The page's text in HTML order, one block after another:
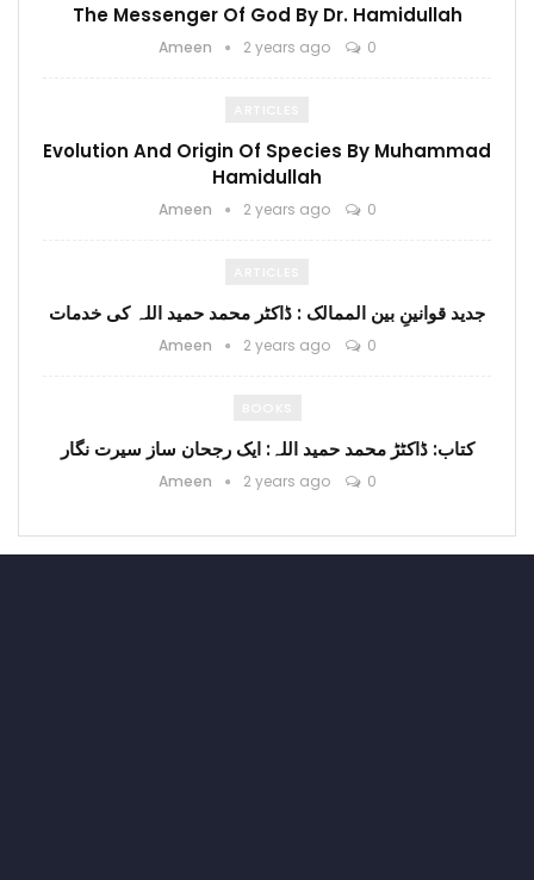
The Messenger Of God By Dr. Hamidullah
Ameen 2 years ago 0
Evolution And Origin Of Species By Muhammad
Hamidullah
Ameen 2 years ago 0
جدید قوانینِ بین الممالک : ڈاکٹر محمد حمید اللہ کی خدمات
Ameen 2 years ago 0
کتاب: ڈاکٹڑ محمد حمید اللہ: ایک رجحان ساز سیرت نگار
Ameen 2 years ago 0